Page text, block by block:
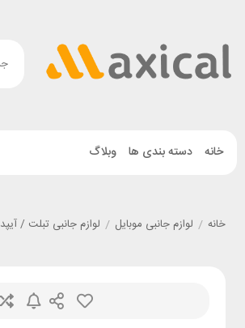
خانه دسته بندی ها وبلاگ
خانه / لوازم جانبی موبایل / لوازم جانبی تبلت / آیپد